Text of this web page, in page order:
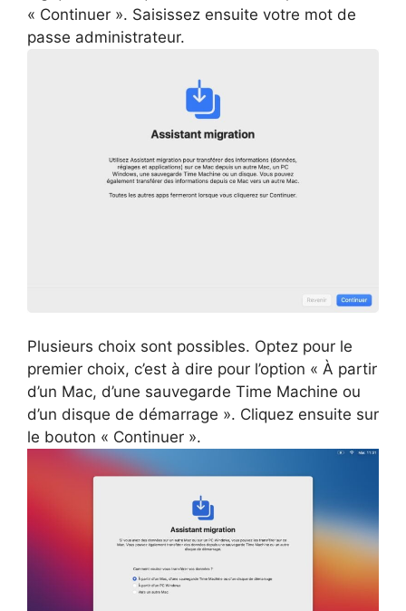
« Continuer ». Saisissez ensuite votre mot de
passe administrateur.
Plusieurs choix sont possibles. Optez pour le
premier choix, c’est à dire pour l’option « À partir
d’un Mac, d’une sauvegarde Time Machine ou
d’un disque de démarrage ». Cliquez ensuite sur
le bouton « Continuer ».